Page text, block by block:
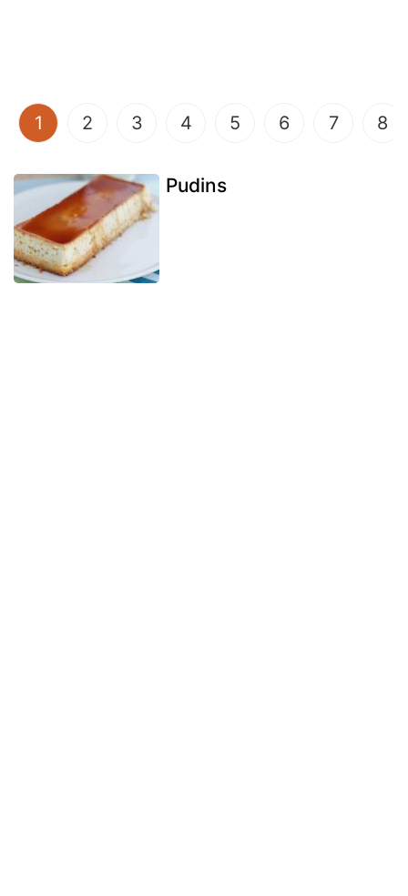
1 (current)
2 3 4 5 6 7 8
Pudins